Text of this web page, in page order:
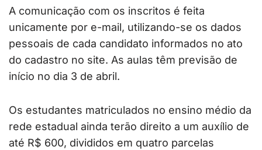
A comunicação com os inscritos é feita
unicamente por e-mail, utilizando-se os dados
pessoais de cada candidato informados no ato
do cadastro no site. As aulas têm previsão de
início no dia 3 de abril.
Os estudantes matriculados no ensino médio da
rede estadual ainda terão direito a um auxílio de
até R$ 600, divididos em quatro parcelas